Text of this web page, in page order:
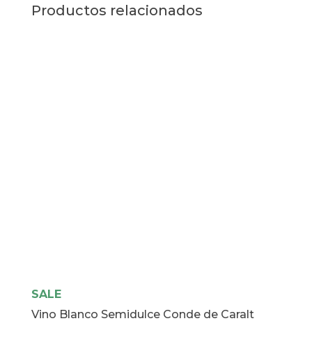
Productos relacionados
SALE
Vino Blanco Semidulce Conde de Caralt